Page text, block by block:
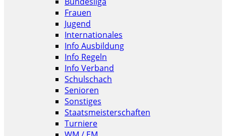
Frauen
Jugend
Internationales
Info Ausbildung
Info Regeln
Info Verband
Schulschach
Senioren
Sonstiges
Staatsmeisterschaften
Turniere